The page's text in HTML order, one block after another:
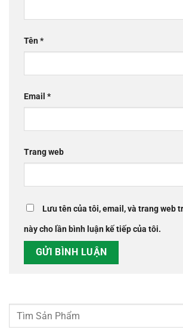
Tên*
Email *
Trang web
Lưu tên của tôi, email, và trang web
này cho lần bình luận kế tiếp của tôi.